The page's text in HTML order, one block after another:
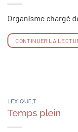
Organisme chargé
CONTINUER LA
LEXIQUE ,T
Temps plein